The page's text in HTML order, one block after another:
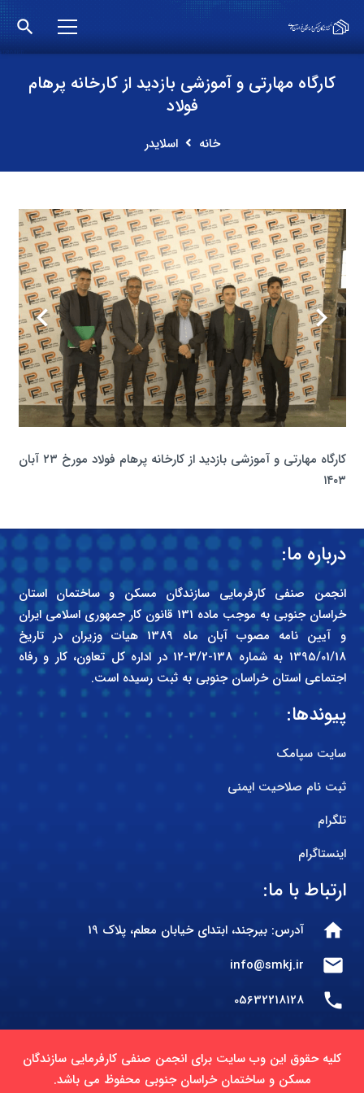
search
کارگاه مهارتی و آموزشی بازدید از کارخانه پرهام
فولاد
خانه اسلایدر
کارگاه مهارتی و آموزشی بازدید از کارخانه پرهام فولاد مورخ ۲۳ آبان
۱۴۰۳
درباره ما:
انجمن صنفی کارفرمایی سازندگان مسکن و ساختمان استان
خراسان جنوبی به موجب ماده 131 قانون کار جمهوری اسلامی ایران
و آیین نامه مصوب آبان ماه 1389 هیات وزیران در تاریخ
1395/01/18 به شماره 138-3/2-12 در اداره کل تعاون، کار و رفاه
اجتماعی استان خراسان جنوبی به ثبت رسیده است.
پیوندها:
سایت سپامک
ثبت نام صلاحیت ایمنی
تلگرام
اینستاگرام
ارتباط با ما:
home آدرس: بیرجند، ابتدای خیابان معلم، پلاک 19
mail
info@smkj.ir
phone
05632218128
کلیه حقوق این وب سایت برای انجمن صنفی کارفرمایی سازندگان
مسکن و ساختمان خراسان جنوبی محفوظ می باشد.